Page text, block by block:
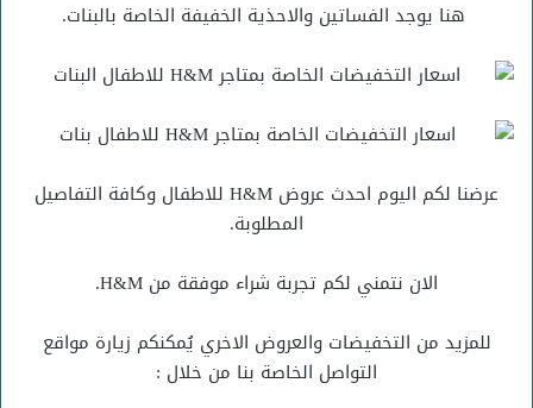
هنا يوجد الفساتين والاحذية الخفيفة الخاصة بالبنات.
عرضنا لكم اليوم احدث عروض H&M للاطفال وكافة التفاصيل
المطلوبة.
الان نتمني لكم تجربة شراء موفقة من H&M.
للمزيد من التخفيضات والعروض الاخري يُمكنكم زيارة مواقع
التواصل الخاصة بنا من خلال :